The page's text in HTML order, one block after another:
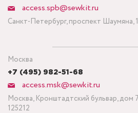
access.spb@sewkit.ru
Санкт-Петербург, проспект Шаумяна,
Москва
+7 (495) 982-51-68
access.msk@sewkit.ru
Москва, Кронштадтский бульвар, дом
125212